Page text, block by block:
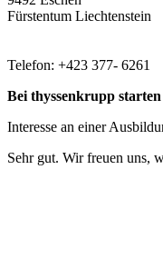
Fürstentum Liechtenstein
Telefon: +423 377- 6261
Bei thyssenkrupp starten
Interesse an einer
Sehr gut. Wir freuen uns,